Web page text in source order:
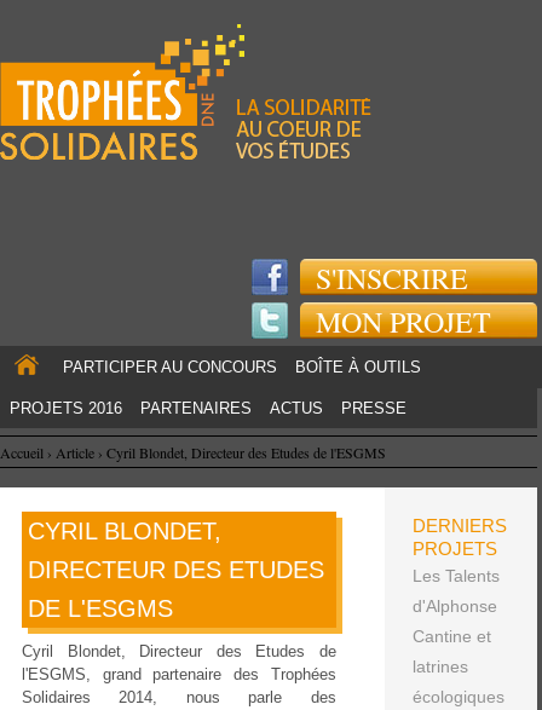
S'INSCRIRE
MON PROJET
PARTICIPER AU CONCOURS BOÎTE À OUTILS
PROJETS 2016 PARTENAIRES ACTUS PRESSE
Accueil › Article › Cyril Blondet, Directeur des Etudes de l'ESGMS
CYRIL BLONDET,
DIRECTEUR DES ETUDES
DE L'ESGMS
Cyril Blondet, Directeur des Etudes de
l'ESGMS, grand partenaire des Trophées
Solidaires 2014, nous parle des
DERNIERS
PROJETS
Les Talents
d'Alphonse
Cantine et
latrines
écologiques